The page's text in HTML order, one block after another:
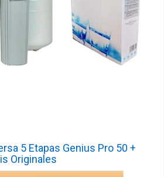
5 Etapas Genius Pro 50 +
Originales